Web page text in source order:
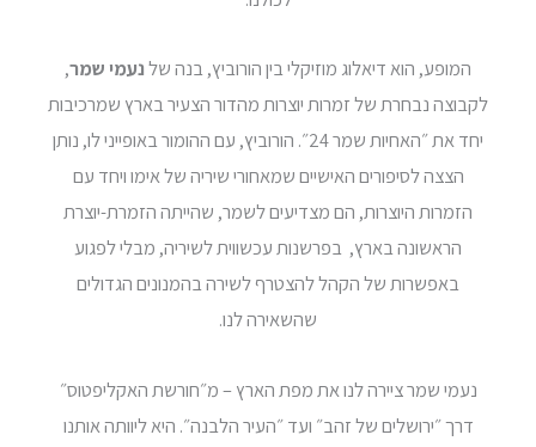
המופע, הוא דיאלוג מוזיקלי בין הורוביץ, בנה שלנעמי שמר,
לקבוצה נבחרת של זמרות יוצרות מהדור הצעיר בארץ שמרכיבות
יחד את ״האחיות שמר 24״. הורוביץ, עם ההומור באופייני לו, נותן
הצצה לסיפורים האישיים שמאחורי שיריה של אימו ויחד עם
הזמרות היוצרות, הם מצדיעים לשמר, שהייתה הזמרת-יוצרת
הראשונה בארץ, בפרשנות עכשווית לשיריה, מבלי לפגוע
באפשרות של הקהל להצטרף לשירה בהמנונים הגדולים
שהשאירה לנו.
נעמי שמר ציירה לנו את מפת הארץ – מ״חורשת האקליפטוס״
דרך ״ירושלים של זהב״ ועד ״העיר הלבנה״. היא ליוותה אותנו